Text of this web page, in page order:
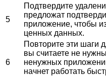
5
Подтвердите
предложат
приложение, чтобы
ценных данных.
6
Повторите эти шаги
вы считаете не
ненужных
начнет работать